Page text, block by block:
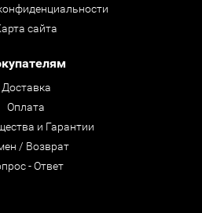
сайта
Доставка
Оплата
и Гарантии
/ Возврат
- Ответ